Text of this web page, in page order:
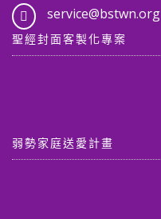
service@bstwn.org
聖經封面客製化專案
弱勢家庭送愛計畫